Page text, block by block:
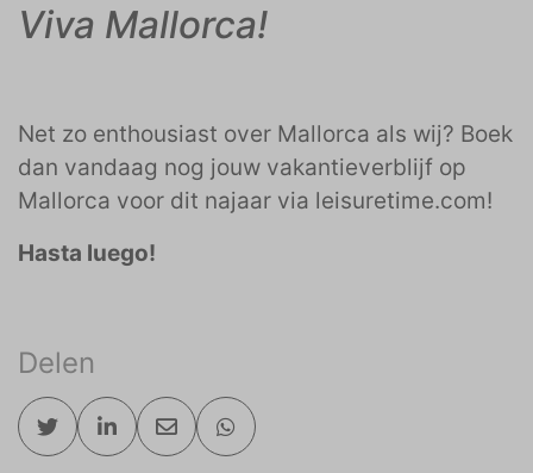
Viva Mallorca!
Net zo enthousiast over Mallorca als wij? Boek
dan vandaag nog jouw vakantieverblijf op
Mallorca voor dit najaar via leisuretime.com!
Hasta luego!
Delen